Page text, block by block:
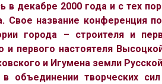
в декабре 2000 года и с тех
Свое название конференция
города – строителя и
и первого настоятеля
и Игумена земли
объединении творческих